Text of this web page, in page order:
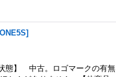
]
態】 中古。ロゴマークの有無